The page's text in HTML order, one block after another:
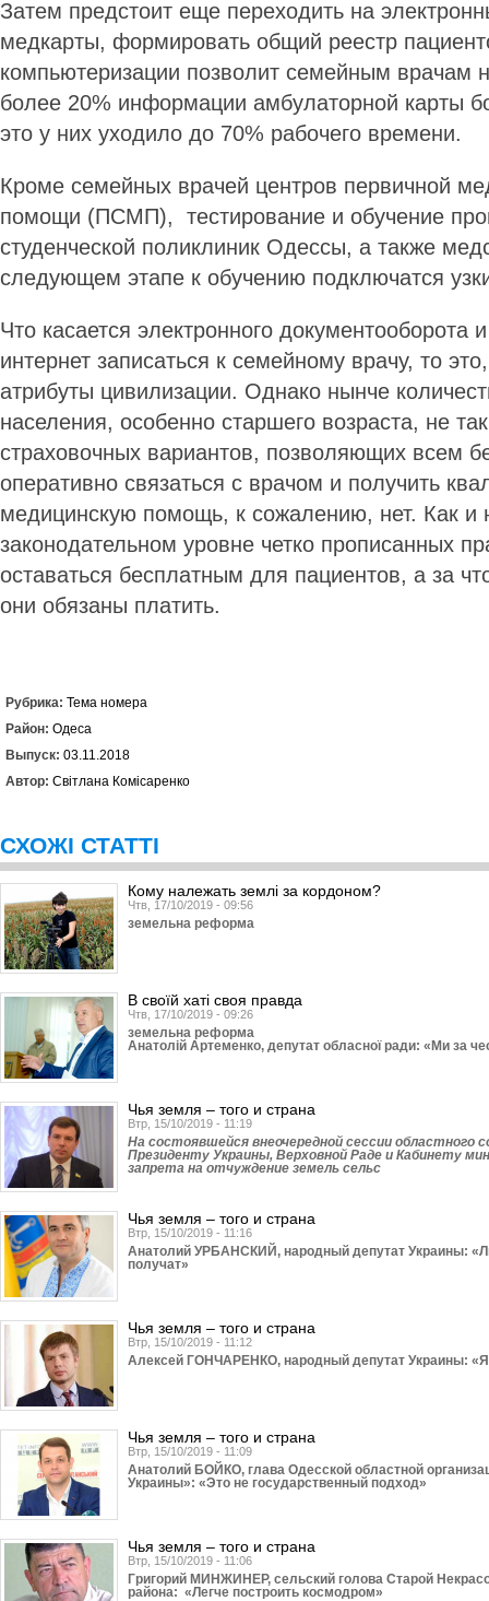
Затем предстоит еще переходить на
медкарты, формировать общий реестр
компьютеризации позволит семейным врачам
более 20% информации амбулаторной карты
это у них уходило до 70% рабочего времени.
Кроме семейных врачей центров первичной
помощи (ПСМП), тестирование и обучение
студенческой поликлиник Одессы, а также
следующем этапе к обучению подключатся
Что касается электронного документооборота
интернет записаться к семейному врачу, то
атрибуты цивилизации. Однако нынче
населения, особенно старшего возраста, не
страховочных вариантов, позволяющих всем
оперативно связаться с врачом и получить
медицинскую помощь, к сожалению, нет. Как и
законодательном уровне четко прописанных
оставаться бесплатным для пациентов, а за
они обязаны платить.
Рубрика: Тема номера
Район: Одеса
Выпуск: 03.11.2018
Автор: Світлана Комісаренко
СХОЖІ СТАТТІ
Кому належать землі за кордоном?
Чтв, 17/10/2019 - 09:56
земельна реформа
В своїй хаті своя правда
Чтв, 17/10/2019 - 09:26
земельна реформа
Анатолій Артеменко, депутат обласної ради: «Ми за
Чья земля – того и страна
Втр, 15/10/2019 - 11:19
На состоявшейся внеочередной сессии областного
Президенту Украины, Верховной Раде и Кабинету
запрета на отчуждение земель сельс
Чья земля – того и страна
Втр, 15/10/2019 - 11:16
Анатолий УРБАНСКИЙ, народный депутат Украины:
получат»
Чья земля – того и страна
Втр, 15/10/2019 - 11:12
Алексей ГОНЧАРЕНКО, народный депутат Украины: «Я
Чья земля – того и страна
Втр, 15/10/2019 - 11:09
Анатолий БОЙКО, глава Одесской областной
Украины»: «Это не государственный подход»
Чья земля – того и страна
Втр, 15/10/2019 - 11:06
Григорий МИНЖИНЕР, сельский голова Старой
района: «Легче построить космодром»